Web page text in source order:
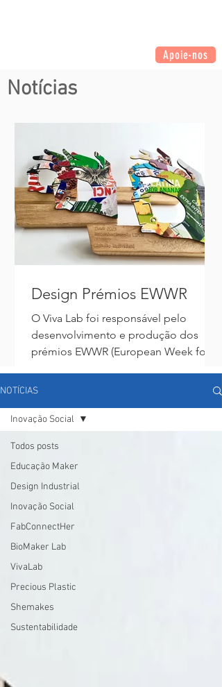
Apoie-nos
Notícias
Design Prémios EWWR
O Viva Lab foi responsável pelo
desenvolvimento e produção dos
prémios EWWR (European Week for
tema...
NOTÍCIAS
Todos posts
Educação Maker
Design Industrial
Inovação Social
FabConnectHer
BioMaker Lab
VivaLab
Precious Plastic
Shemakes
Sustentabilidade
Inovação Social